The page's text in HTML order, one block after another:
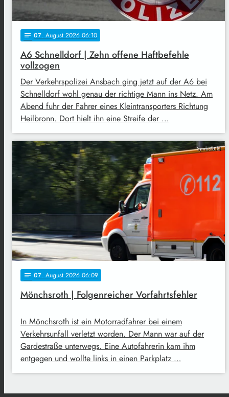
notes 07. August 2026 06:10
A6 Schnelldorf | Zehn offene Haftbefehle
vollzogen
Der Verkehrspolizei Ansbach ging jetzt auf der A6 bei
Schnelldorf wohl genau der richtige Mann ins Netz. Am
Abend fuhr der Fahrer eines Kleintransporters Richtung
Heilbronn. Dort hielt ihn eine Streife der …
Symbolbild
notes 07. August 2026 06:09
Mönchsroth | Folgenreicher Vorfahrtsfehler
In Mönchsroth ist ein Motorradfahrer bei einem
Verkehrsunfall verletzt worden. Der Mann war auf der
Gardestraße unterwegs. Eine Autofahrerin kam ihm
entgegen und wollte links in einen Parkplatz …